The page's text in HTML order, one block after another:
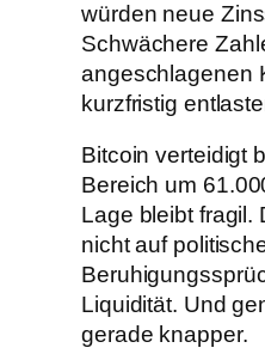
würden neue
Schwächere
angeschlagenen
kurzfristig
Bitcoin verteidigt
Bereich um
Lage bleibt fragil.
nicht auf
Liquidität. Und
gerade knapper.